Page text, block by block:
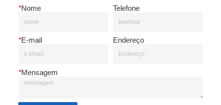
*Nome Telefone
*E-mail Endereço
*Mensagem